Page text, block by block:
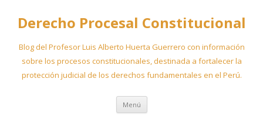
Derecho Procesal Constitucional
Blog del Profesor Luis Alberto Huerta Guerrero con información
sobre los procesos constitucionales, destinada a fortalecer la
protección judicial de los derechos fundamentales en el Perú.
Menú Ir
contenido